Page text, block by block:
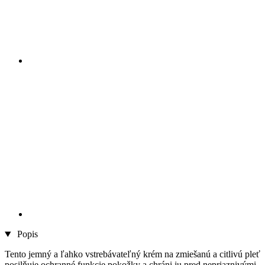
Popis
Tento jemný a ľahko vstrebávateľný krém na zmiešanú a citlivú pleť